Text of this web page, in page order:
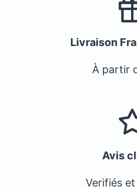
Livraison
À partir
Avis
Verifiés